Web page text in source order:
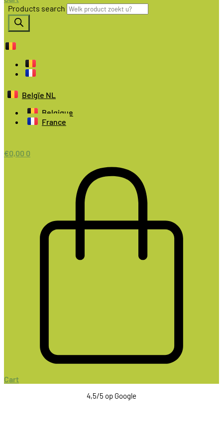
Products search
Belgïe NL
Belgique
France
€0,00 0
Cart
4,5/5 op Google